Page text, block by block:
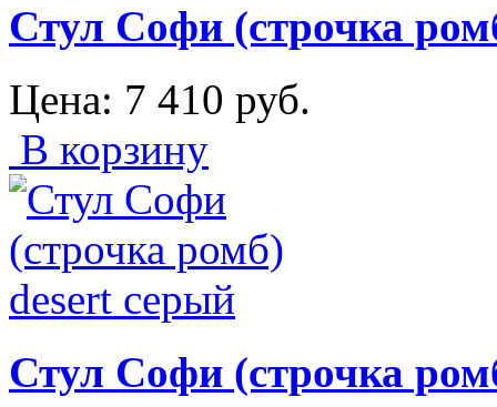
Стул Софи (строчка
Цена: 7 410 руб.
В корзину
Стул Софи (строчка